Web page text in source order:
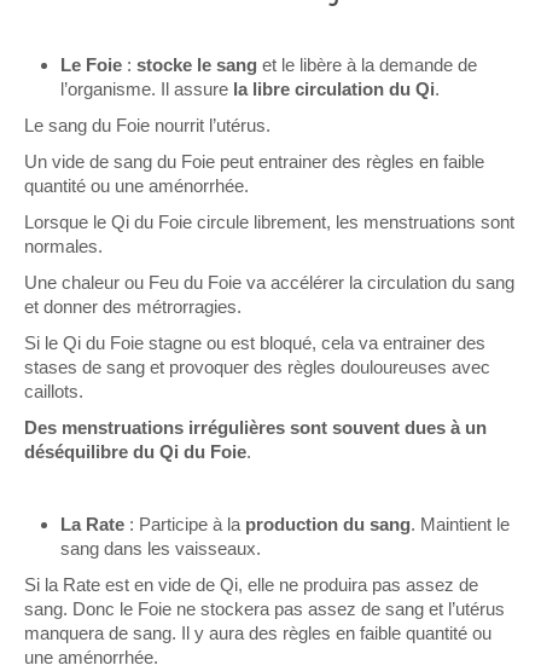
Le Foie : stocke le sang et le libère à la demande de
l’organisme. Il assure la libre circulation du Qi.
Le sang du Foie nourrit l’utérus.
Un vide de sang du Foie peut entrainer des règles en faible
quantité ou une aménorrhée.
Lorsque le Qi du Foie circule librement, les menstruations sont
normales.
Une chaleur ou Feu du Foie va accélérer la circulation du sang
et donner des métrorragies.
Si le Qi du Foie stagne ou est bloqué, cela va entrainer des
stases de sang et provoquer des règles douloureuses avec
caillots.
Des menstruations irrégulières sont souvent dues à un
déséquilibre du Qi du Foie.
La Rate : Participe à la production du sang. Maintient le
sang dans les vaisseaux.
Si la Rate est en vide de Qi, elle ne produira pas assez de
sang. Donc le Foie ne stockera pas assez de sang et l’utérus
manquera de sang. Il y aura des règles en faible quantité ou
une aménorrhée.